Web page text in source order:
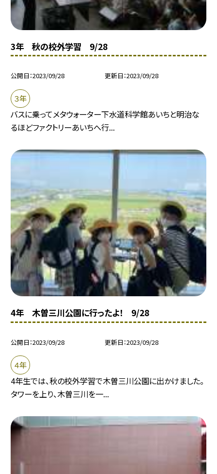
3年 秋の校外学習 9/28
公開日 2023/09/28 更新日 2023/09/28
３年
バスに乗ってメタウォーター下水道科学館あいちと明治な
るほどファクトリーあいちへ行...
4年 木曽三川公園に行ったよ！ 9/28
公開日 2023/09/28 更新日 2023/09/28
４年
4年生では、秋の校外学習で木曽三川公園に出かけました。
タワーを上り、木曽三川を一...